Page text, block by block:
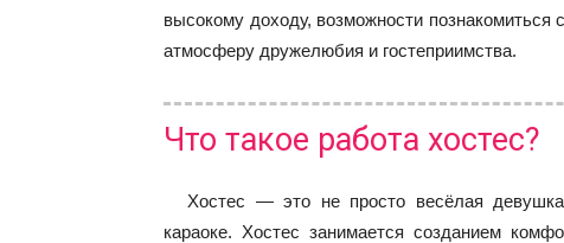
высокому доходу, возможности
атмосферу дружелюбия и гостеприимства.
Что такое работа хостес?
Хостес — это не просто весёлая
караоке. Хостес занимается созданием